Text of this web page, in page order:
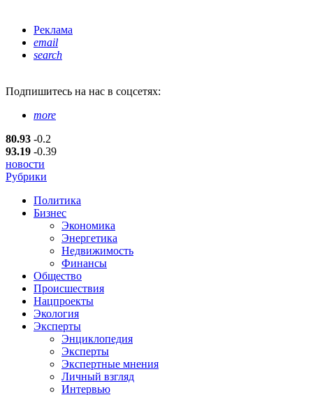
Реклама
email
search
Подпишитесь на нас в соцсетях:
more
80.93 -0.2
93.19 -0.39
новости
Рубрики
Политика
Бизнес
Экономика
Энергетика
Недвижимость
Финансы
Общество
Происшествия
Нацпроекты
Экология
Эксперты
Энциклопедия
Эксперты
Экспертные мнения
Личный взгляд
Интервью